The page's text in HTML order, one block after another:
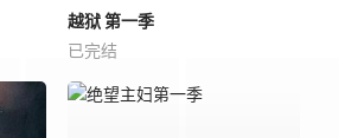
越狱 第一季
已完结